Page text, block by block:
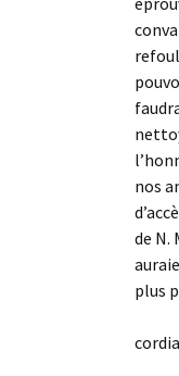
nos
de N.
plus